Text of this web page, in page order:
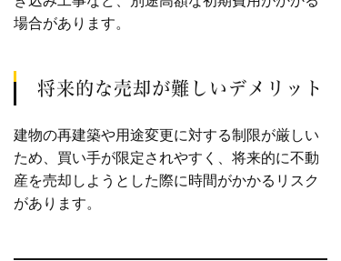
場合があります。
将来的な売却が難しいデメリット
建物の再建築や用途変更に対する制限が厳しい
ため、買い手が限定されやすく、将来的に不動
産を売却しようとした際に時間がかかるリスク
があります。